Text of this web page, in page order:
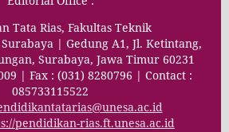
Tata Rias, Fakultas Teknik
| Gedung A1, Jl. Ketintang,
Surabaya, Jawa Timur 60231
| Fax : (031) 8280796 | Contact :
085733115522
pendidikan-rias.ft.unesa.ac.id